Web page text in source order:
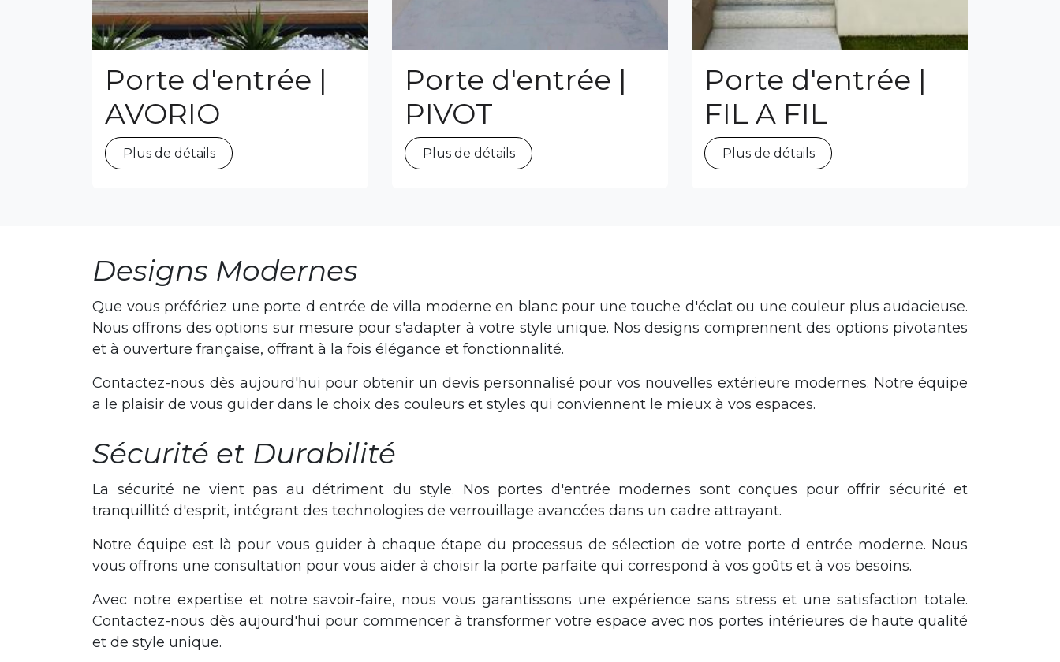
Porte d'entrée |
AVORIO
Plus de détails
Porte d'entrée |
PIVOT
Plus de détails
Porte d'entrée |
FIL A FIL
Plus de détails
Designs Modernes
Que vous préfériez une porte d entrée de villa moderne en blanc pour une touche d'éclat ou une couleur plus audacieuse.
Nous offrons des options sur mesure pour s'adapter à votre style unique. Nos designs comprennent des options pivotantes
et à ouverture française, offrant à la fois élégance et fonctionnalité.
Contactez-nous dès aujourd'hui pour obtenir un devis personnalisé pour vos nouvelles extérieure modernes. Notre équipe
a le plaisir de vous guider dans le choix des couleurs et styles qui conviennent le mieux à vos espaces.
Sécurité et Durabilité
La sécurité ne vient pas au détriment du style. Nos portes d'entrée modernes sont conçues pour offrir sécurité et
tranquillité d'esprit, intégrant des technologies de verrouillage avancées dans un cadre attrayant.
Notre équipe est là pour vous guider à chaque étape du processus de sélection de votre porte d entrée moderne. Nous
vous offrons une consultation pour vous aider à choisir la porte parfaite qui correspond à vos goûts et à vos besoins.
Avec notre expertise et notre savoir-faire, nous vous garantissons une expérience sans stress et une satisfaction totale.
Contactez-nous dès aujourd'hui pour commencer à transformer votre espace avec nos portes intérieures de haute qualité
et de style unique.